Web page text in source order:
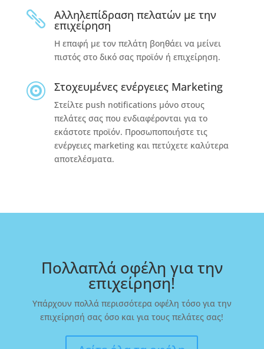
 Αλληλεπίδραση πελατών με την
επιχείρηση
Η επαφή με τον πελάτη βοηθάει να μείνει
πιστός στο δικό σας προϊόν ή επιχείρηση.
 Στοχευμένες ενέργειες Marketing
Στείλτε push notifications μόνο στους
πελάτες σας που ενδιαφέρονται για το
εκάστοτε προϊόν. Προσωποποιήστε τις
ενέργειες marketing και πετύχετε καλύτερα
αποτελέσματα.
Πολλαπλά οφέλη για την
επιχείρηση!
Υπάρχουν πολλά περισσότερα οφέλη τόσο για την
επιχείρησή σας όσο και για τους πελάτες σας!